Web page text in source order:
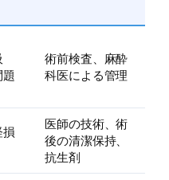
術前検査、麻酔
科医による管理
医師の技術、術
後の清潔保持、
抗生剤